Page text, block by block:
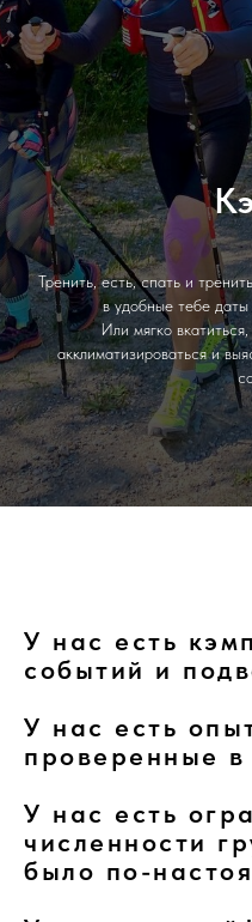
Тренить, есть, спать и
в удобные тебе даты
Или мягко
акклиматизироваться и
У нас есть
событий и
У нас есть
проверенные
У нас есть
численности
было по-